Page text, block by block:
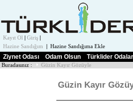
Kayıt Ol Giriş
Hazine Sandığım
Hazine Sandığıma Ekle
Ziynet Odası Odam Olsun Türklider
Buradasınız : Güzin Kayır Gözüyle
Güzin Kayır